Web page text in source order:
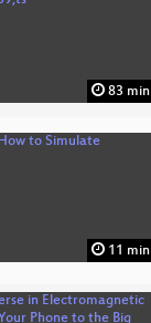
83 min
11 min